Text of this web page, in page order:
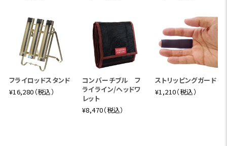
フライロッドスタンド
¥16,280（税込）
コンバーチブル フ
ライライン/ヘッドワ
レット
¥8,470（税込）
ストリッピングガード
¥1,210（税込）